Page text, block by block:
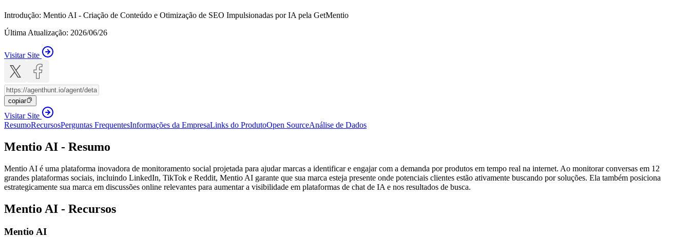
Introdução: Mentio AI - Criação de Conteúdo e Otimização de SEO Impulsionadas por IA pela GetMentio
Última Atualização: 2026/06/26
Visitar Site
copiar
Visitar Site
ResumoRecursosPerguntas FrequentesInformações da EmpresaLinks do ProdutoOpen SourceAnálise de Dados
Mentio AI - Resumo
Mentio AI é uma plataforma inovadora de monitoramento social projetada para ajudar marcas a identificar e engajar com a demanda por produtos em tempo real na internet. Ao monitorar conversas em 12
grandes plataformas sociais, incluindo LinkedIn, TikTok e Reddit, Mentio AI garante que sua marca esteja presente onde potenciais clientes estão ativamente buscando por soluções. Ela também posiciona
estrategicamente sua marca em discussões online relevantes para aumentar a visibilidade em plataformas de chat de IA e nos resultados de busca.
Mentio AI - Recursos
Mentio AI